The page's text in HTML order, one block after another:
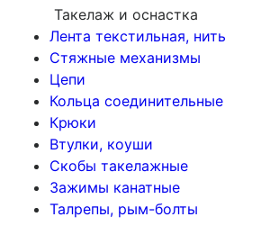
Такелаж и оснастка
Лента текстильная, нить
Стяжные механизмы
Цепи
Кольца соединительные
Крюки
Втулки, коуши
Скобы такелажные
Зажимы канатные
Талрепы, рым-болты